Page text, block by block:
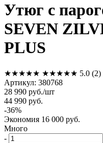
Утюг с
SEVEN
PLUS
★★★★★ ★★★★★ 5.0 (2)
Артикул: 380768
28 990 руб./шт
44 990 руб.
-36%
Экономия 16 000 руб.
Много
-